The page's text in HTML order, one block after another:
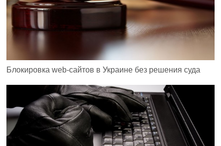
Блокировка web-сайтов в Украине без решения суда